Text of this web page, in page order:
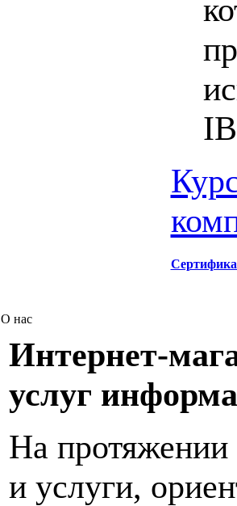
О нас
Интернет-
услуг
На протяжении
и услуги,